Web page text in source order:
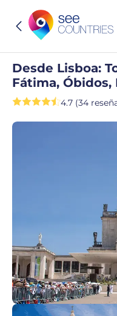
Desde Lisboa:
Fátima, Óbidos,
4.7 (34